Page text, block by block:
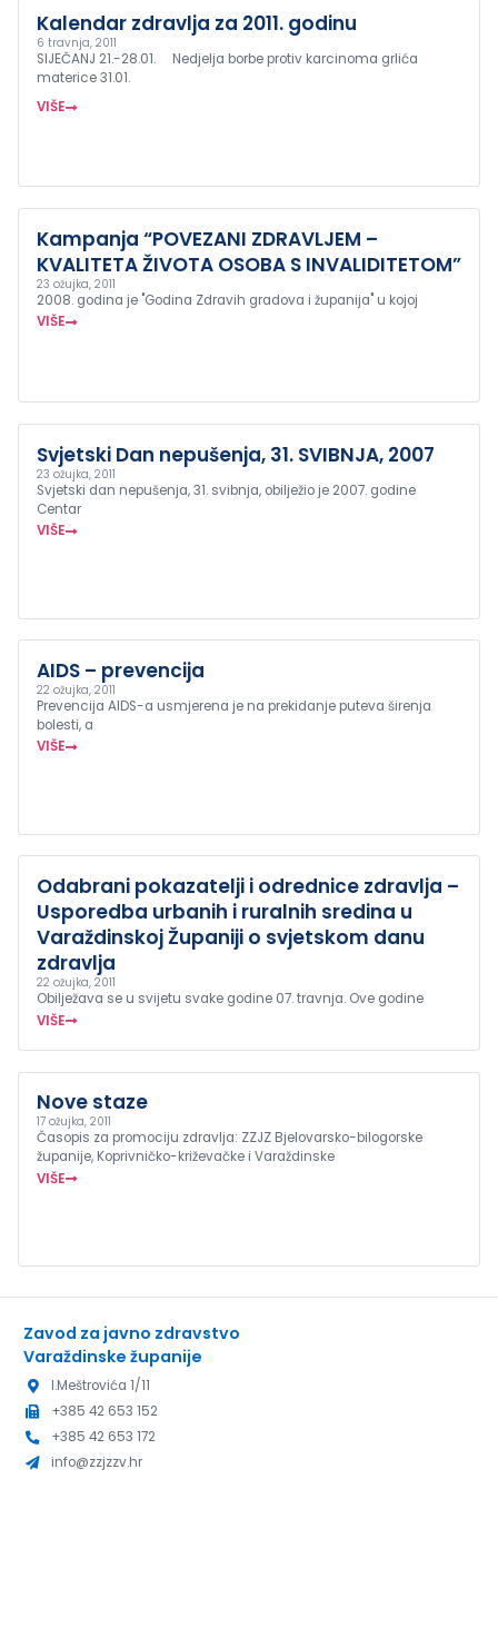
Kalendar zdravlja za 2011. godinu
6 travnja, 2011
SIJEČANJ 21.-28.01. Nedjelja borbe protiv karcinoma grlića
materice 31.01.
VIŠE
Kampanja “POVEZANI ZDRAVLJEM –
KVALITETA ŽIVOTA OSOBA S INVALIDITETOM”
23 ožujka, 2011
2008. godina je "Godina Zdravih gradova i županija" u kojoj
VIŠE
Svjetski Dan nepušenja, 31. SVIBNJA, 2007
23 ožujka, 2011
Svjetski dan nepušenja, 31. svibnja, obilježio je 2007. godine
Centar
VIŠE
AIDS – prevencija
22 ožujka, 2011
Prevencija AIDS-a usmjerena je na prekidanje puteva širenja
bolesti, a
VIŠE
Odabrani pokazatelji i odrednice zdravlja –
Usporedba urbanih i ruralnih sredina u
Varaždinskoj Županiji o svjetskom danu
zdravlja
22 ožujka, 2011
Obilježava se u svijetu svake godine 07. travnja. Ove godine
VIŠE
Nove staze
17 ožujka, 2011
Časopis za promociju zdravlja: ZZJZ Bjelovarsko-bilogorske
županije, Koprivničko-križevačke i Varaždinske
VIŠE
Zavod za javno zdravstvo
Varaždinske županije
I.Meštrovića 1/11
+385 42 653 152
+385 42 653 172
info@zzjzzv.hr